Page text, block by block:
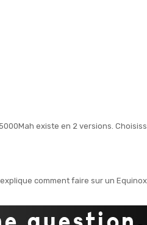
existe en 2 versions.
comment faire sur un